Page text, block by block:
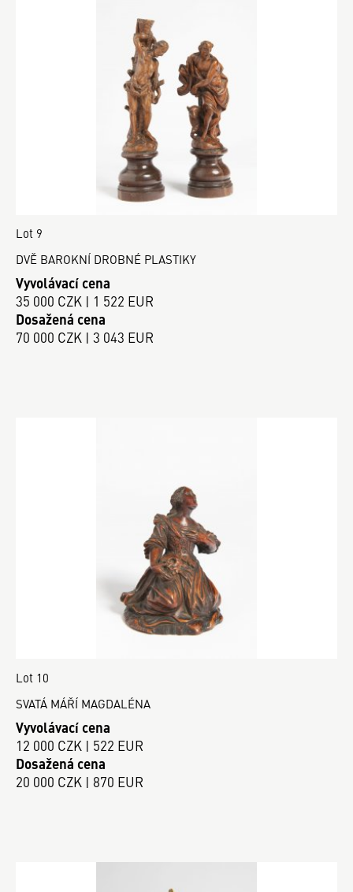
Lot 9
DVĚ BAROKNÍ DROBNÉ PLASTIKY
Vyvolávací cena
35 000 CZK | 1 522 EUR
Dosažená cena
70 000 CZK | 3 043 EUR
Lot 10
SVATÁ MÁŘÍ MAGDALÉNA
Vyvolávací cena
12 000 CZK | 522 EUR
Dosažená cena
20 000 CZK | 870 EUR